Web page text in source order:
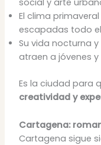
social y arte
El clima
escapadas todo
Su vida nocturna
atraen a jóvenes y
Es la ciudad para
creatividad y
Cartagena:
Cartagena sigue